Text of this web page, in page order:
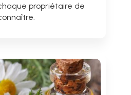
propriétaire de